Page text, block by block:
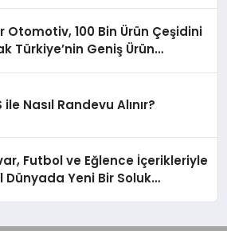
Otomotiv, 100 Bin Ürün Çeşidini
Türkiye’nin Geniş Ürün
ile Nasıl Randevu Alınır?
Futbol ve Eğlence İçerikleriyle
Dünyada Yeni Bir Soluk